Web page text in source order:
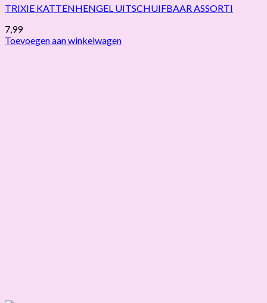
TRIXIE KATTENHENGEL UITSCHUIFBAAR ASSORTI
7,99
Toevoegen aan winkelwagen